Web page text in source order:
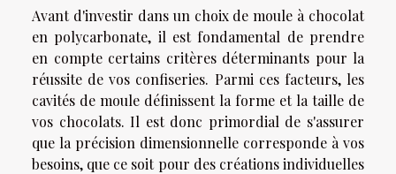
Avant d'investir dans un choix de moule à chocolat
en polycarbonate, il est fondamental de prendre
en compte certains critères déterminants pour la
réussite de vos confiseries. Parmi ces facteurs, les
cavités de moule définissent la forme et la taille de
vos chocolats. Il est donc primordial de s'assurer
que la précision dimensionnelle corresponde à vos
besoins, que ce soit pour des créations individuelles